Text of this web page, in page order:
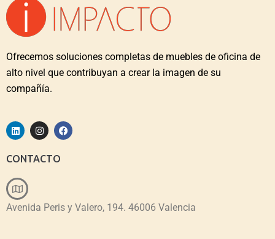
Ofrecemos soluciones completas de muebles de oficina de
alto nivel que contribuyan a crear la imagen de su
compañía.
CONTACTO
Avenida Peris y Valero, 194. 46006 Valencia